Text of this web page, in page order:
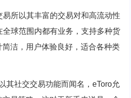
所以其丰富的交易对和高流动性
球范围内都有业务，支持多种货
洁，用户体验良好，适合各种类
其社交交易功能而闻名，eToro允